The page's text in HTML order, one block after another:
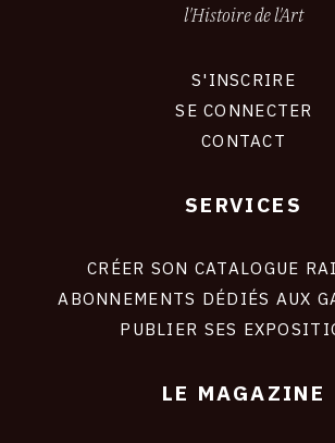
l'Histoire de l'Art
S'INSCRIRE
SE CONNECTER
CONTACT
SERVICES
CRÉER SON CATALOGUE
ABONNEMENTS DÉDIÉS AUX
PUBLIER SES
LE MAGAZINE